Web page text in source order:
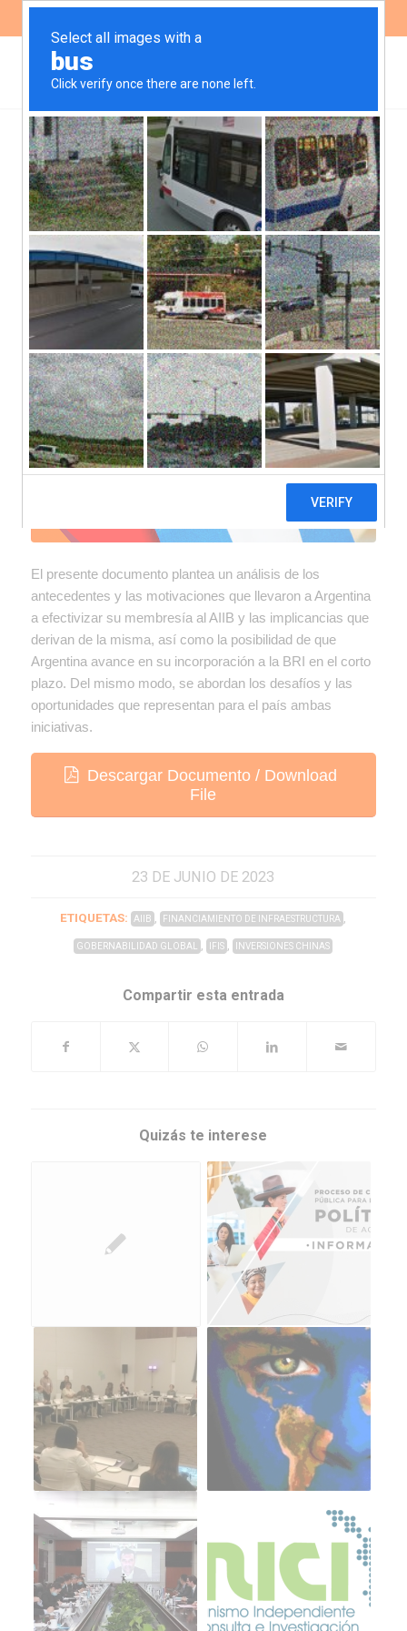
Acercamientos en la
relación Sino-Argentina:
la incorporación al AIIB y
a la Iniciativa de la Franja
y la Ruta
El presente documento plantea un análisis de los
antecedentes y las motivaciones que llevaron a Argentina
a efectivizar su membresía al AIIB y las implicancias que
derivan de la misma, así como la posibilidad de que
Argentina avance en su incorporación a la BRI en el corto
plazo. Del mismo modo, se abordan los desafíos y las
oportunidades que representan para el país ambas
iniciativas.
Descargar Documento / Download
File
23 DE JUNIO DE 2023
ETIQUETAS: AIIB , FINANCIAMIENTO DE INFRAESTRUCTURA
GOBERNABILIDAD GLOBAL , IFIS , INVERSIONES CHINAS
Compartir esta entrada
Quizás te interese